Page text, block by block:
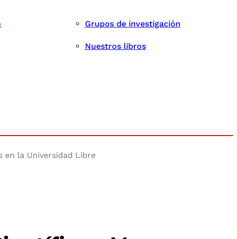
Grupos de investigación
Nuestros libros
en la Universidad Libre